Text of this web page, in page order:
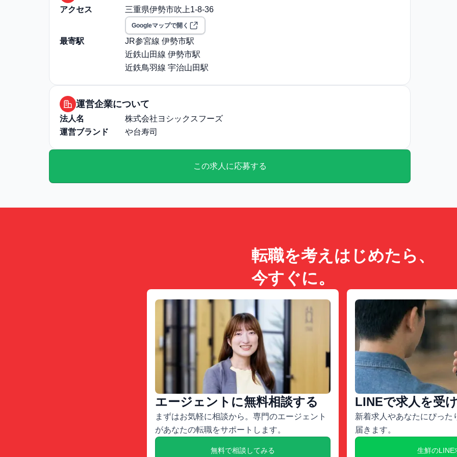
アクセス 三重県伊勢市吹上1-8-36
Googleマップで開く
最寄駅
JR参宮線 伊勢市駅
近鉄山田線 伊勢市駅
近鉄鳥羽線 宇治山田駅
運営企業について
法人名
株式会社ヨシックスフーズ
運営ブランド
や台寿司
この求人に応募する
転職を考えはじめたら、
今すぐに。
エージェントに無料相談する
まずはお気軽に相談から。専門のエージェント
があなたの転職をサポートします。
無料で相談してみる
LINEで求人を受
新着求人やあなたにぴった
届きます。
生鮮のLINE